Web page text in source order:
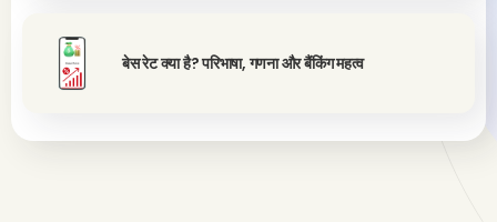
बेस रेट क्या है? परिभाषा, गणना और बैंकिंग महत्व